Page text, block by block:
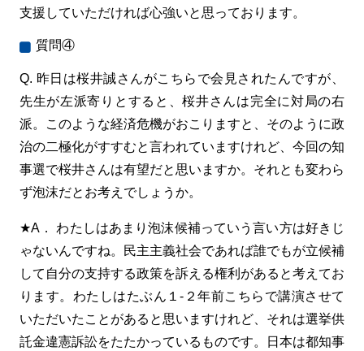
支援していただければ心強いと思っております。
質問④
Q. 昨日は桜井誠さんがこちらで会見されたんですが、
先生が左派寄りとすると、桜井さんは完全に対局の右
派。このような経済危機がおこりますと、そのように政
治の二極化がすすむと言われていますけれど、今回の知
事選で桜井さんは有望だと思いますか。それとも変わら
ず泡沫だとお考えでしょうか。
★A． わたしはあまり泡沫候補っていう言い方は好きじ
ゃないんですね。民主主義社会であれば誰でもが立候補
して自分の支持する政策を訴える権利があると考えてお
ります。わたしはたぶん１-２年前こちらで講演させて
いただいたことがあると思いますけれど、それは選挙供
託金違憲訴訟をたたかっているものです。日本は都知事